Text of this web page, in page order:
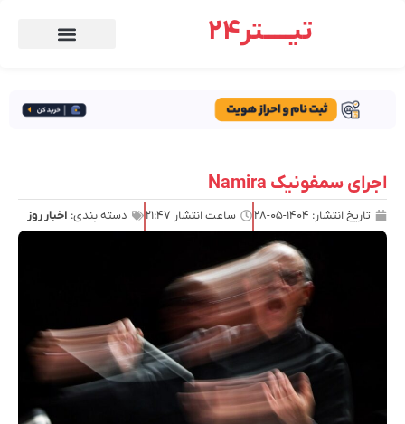
تیـــــتر24
اجرای سمفونیک Namira
تاریخ انتشار: ۱۴۰۴-۰۵-۲۸ ساعت انتشار ۲۱:۴۷ دسته بندی: اخبار روز